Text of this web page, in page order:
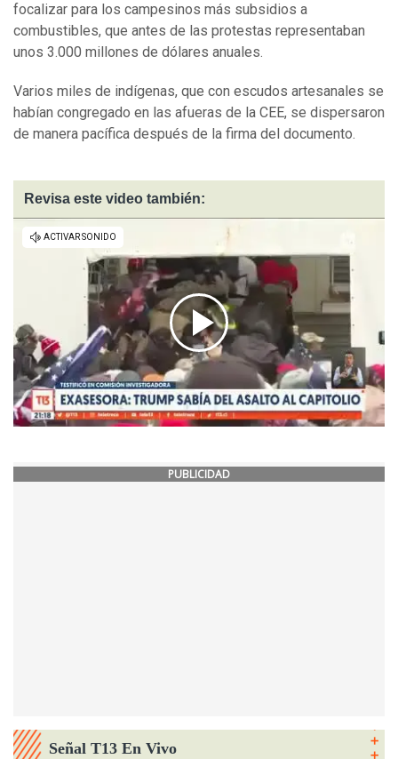
focalizar para los campesinos más subsidios a
combustibles, que antes de las protestas representaban
unos 3.000 millones de dólares anuales.
Varios miles de indígenas, que con escudos artesanales se
habían congregado en las afueras de la CEE, se dispersaron
de manera pacífica después de la firma del documento.
Revisa este video también:
PUBLICIDAD
Señal T13 En Vivo